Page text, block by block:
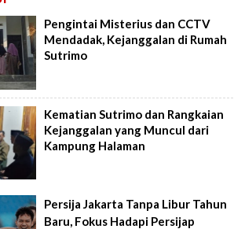
Pengintai Misterius dan CCTV
Mendadak, Kejanggalan di Rumah
Sutrimo
Kematian Sutrimo dan Rangkaian
Kejanggalan yang Muncul dari
Kampung Halaman
Persija Jakarta Tanpa Libur Tahun
Baru, Fokus Hadapi Persijap